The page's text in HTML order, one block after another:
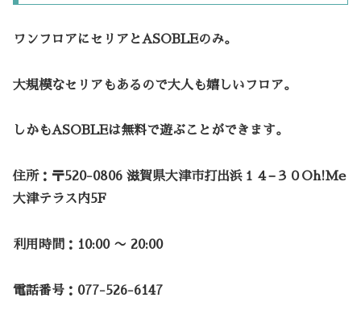
ワンフロアにセリアとASOBLEのみ。
大規模なセリアもあるので大人も嬉しいフロア。
しかもASOBLEは無料で遊ぶことができます。
住所：〒520-0806 滋賀県大津市打出浜１４−３０Oh!Me
大津テラス内5F
利用時間：10:00 〜 20:00
電話番号： 077-526-6147